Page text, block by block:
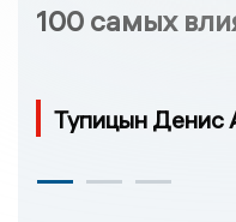
100 самых
Тупицын Денис